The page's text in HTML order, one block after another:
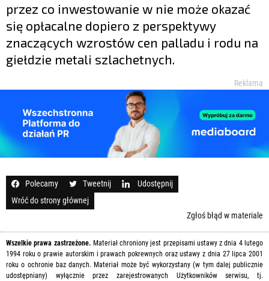
przez co inwestowanie w nie może okazać
się opłacalne dopiero z perspektywy
znaczących wzrostów cen palladu i rodu na
giełdzie metali szlachetnych.
Reklama
Polecamy Tweetnij
Udostępnij
Wróć do strony głównej
Zgłoś błąd w materiale
Wszelkie prawa zastrzeżone. Materiał chroniony jest przepisami ustawy z dnia 4 lutego
1994 roku o prawie autorskim i prawach pokrewnych oraz ustawy z dnia 27 lipca 2001
roku o ochronie baz danych. Materiał może być wykorzystany (w tym dalej publicznie
udostępniany) wyłącznie przez zarejestrowanych Użytkowników serwisu, tj.